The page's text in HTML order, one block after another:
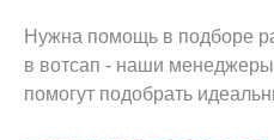
Нужна помощь в подборе
в вотсап - наши менеджеры
помогут подобрать